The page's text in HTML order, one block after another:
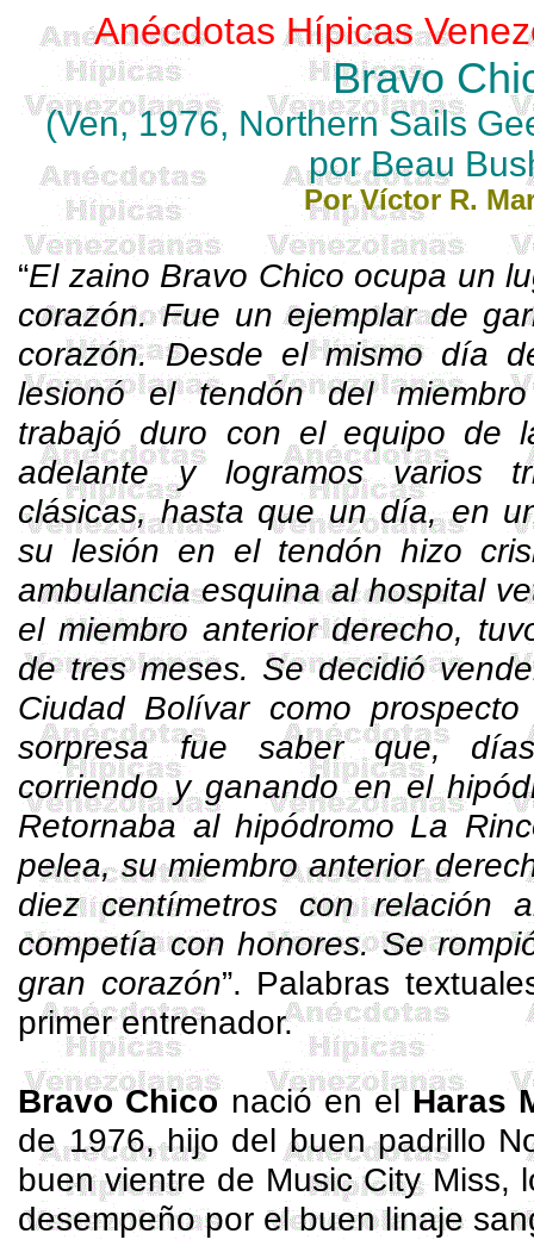
Anécdotas Hípicas
Bravo
(Ven, 1976, Northern Sails
porBeau
Por Víctor R.
“El zaino Bravo Chico ocupa un
corazón. Fue un ejemplar de
corazón. Desde el mismo día
lesionó el tendón del
trabajó duro con el equipo de
adelante y logramos varios
clásicas, hasta que un día, en
su lesión en el tendón hizo
ambulancia esquina al hospital
el miembro anterior derecho,
de tres meses. Se decidió
Ciudad Bolívar como
sorpresa fue saber que,
corriendo y ganando en el
Retornaba al hipódromo La
pelea, su miembro anterior
diez centímetros con relación
competía con honores. Se
gran corazón”. Palabras
primer entrenador.
Bravo Chiconació en elHaras
de 1976, hijo del buen padrillo
buen vientre de MusicCity Miss,
desempeño por el buen linaje